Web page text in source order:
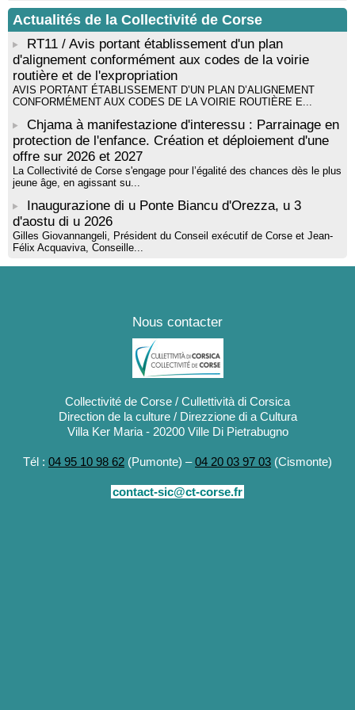
! Événement reporté ! Cycle de conférences peinture animé
par Alexandre Dominati - Mediateca territuriale di Santa Lucia di
Tallà
Actualités de la Collectivité de Corse
RT11 / Avis portant établissement d'un plan
d'alignement conformément aux codes de la voirie
routière et de l'expropriation
AVIS PORTANT ÉTABLISSEMENT D’UN PLAN D’ALIGNEMENT
CONFORMÉMENT AUX CODES DE LA VOIRIE ROUTIÈRE E...
Chjama à manifestazione d'interessu : Parrainage en
protection de l'enfance. Création et déploiement d'une
offre sur 2026 et 2027
La Collectivité de Corse s'engage pour l’égalité des chances dès le plus
jeune âge, en agissant su...
Inaugurazione di u Ponte Biancu d'Orezza, u 3
d'aostu di u 2026
Gilles Giovannangeli, Président du Conseil exécutif de Corse et Jean-
Félix Acquaviva, Conseille...
Nous contacter
Collectivité de Corse / Cullettività di Corsica
Direction de la culture / Direzzione di a Cultura
Villa Ker Maria - 20200 Ville Di Pietrabugno
Tél : 04 95 10 98 62 (Pumonte) –04 20 03 97 03 (Cismonte)
contact-sic@ct-corse.fr